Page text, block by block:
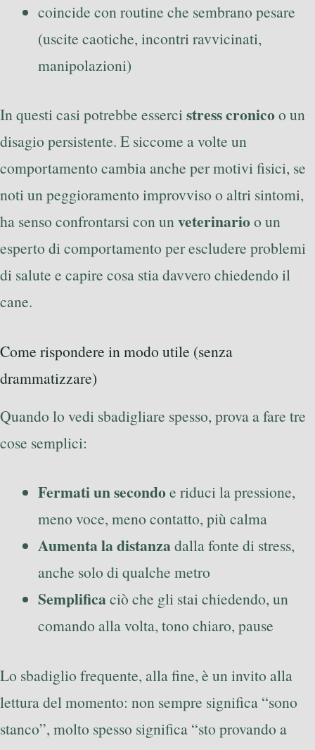
coincide con routine che sembrano pesare
(uscite caotiche, incontri ravvicinati,
manipolazioni)
In questi casi potrebbe essercistress cronicoo un
disagio persistente. E siccome a volte un
comportamento cambia anche per motivi fisici, se
noti un peggioramento improvviso o altri sintomi,
ha senso confrontarsi con unveterinarioo un
esperto di comportamento per escludere problemi
di salute e capire cosa stia davvero chiedendo il
cane.
Come rispondere in modo utile (senza
drammatizzare)
Quando lo vedi sbadigliare spesso, prova a fare tre
cose semplici:
Fermati un secondoe riduci la pressione,
meno voce, meno contatto, più calma
Aumenta la distanzadalla fonte di stress,
anche solo di qualche metro
Semplificaciò che gli stai chiedendo, un
comando alla volta, tono chiaro, pause
Lo sbadiglio frequente, alla fine, è un invito alla
lettura del momento: non sempre significa “sono
stanco”, molto spesso significa “sto provando a